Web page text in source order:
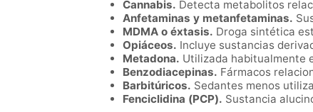
Cannabis. Detecta metabolitos
Anfetaminas y metanfetaminas.
MDMA o éxtasis. Droga sintética
Opiáceos. Incluye sustancias
Metadona. Utilizada habitualmente
Benzodiacepinas. Fármacos
Barbitúricos. Sedantes menos
Fenciclidina (PCP). Sustancia